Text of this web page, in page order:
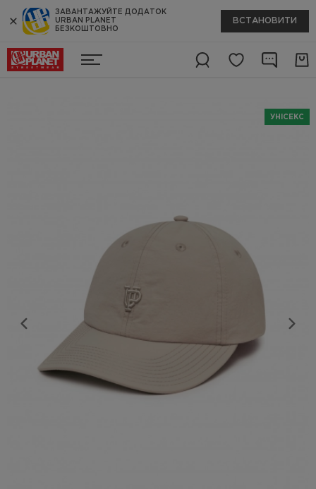
ЗАВАНТАЖУЙТЕ ДОДАТОК
URBAN PLANET
БЕЗКОШТОВНО
ВСТАНОВИТИ
УНІСЕКС